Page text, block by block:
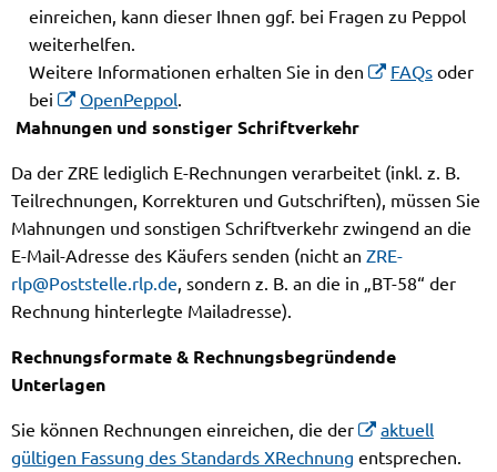
einreichen, kann dieser Ihnen ggf. bei Fragen zu Peppol
weiterhelfen.
Weitere Informationen erhalten Sie in den
FAQs oder
bei
OpenPeppol.
Mahnungen und sonstiger Schriftverkehr
Da der ZRE lediglich E-Rechnungen verarbeitet (inkl. z. B.
Teilrechnungen, Korrekturen und Gutschriften), müssen Sie
Mahnungen und sonstigen Schriftverkehr zwingend an die
E-Mail-Adresse des Käufers senden (nicht an ZRE-
rlp@Poststelle.rlp.de, sondern z. B. an die in „BT-58“ der
Rechnung hinterlegte Mailadresse).
Rechnungsformate & Rechnungsbegründende
Unterlagen
Sie können Rechnungen einreichen, die der
aktuell
gültigen Fassung des Standards XRechnung entsprechen.